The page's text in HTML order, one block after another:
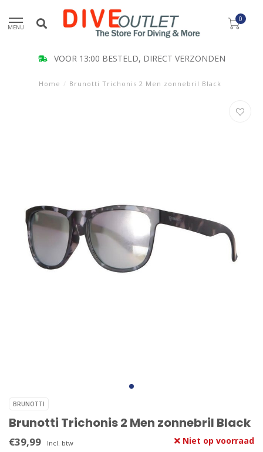
MENU
0
VOOR 13:00 BESTELD, DIRECT VERZONDEN
Home / Brunotti Trichonis 2 Men zonnebril Black
BRUNOTTI
Brunotti Trichonis 2 Men zonnebril Black
€39,99 Incl. btw Niet op voorraad